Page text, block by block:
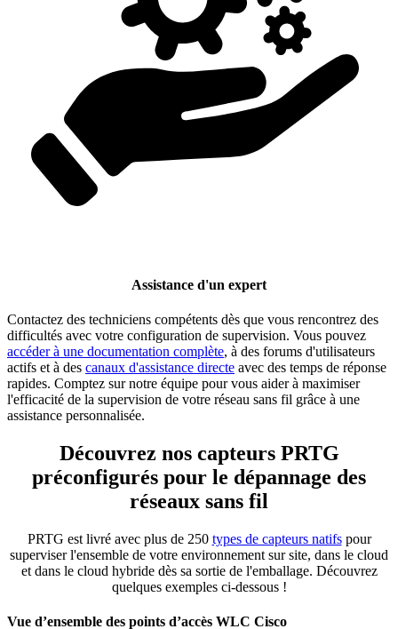
Assistance d'un expert
Contactez des techniciens compétents dès que vous rencontrez des
difficultés avec votre configuration de supervision. Vous pouvez
accéder à une documentation complète, à des forums d'utilisateurs
actifs et à des canaux d'assistance directe avec des temps de réponse
rapides. Comptez sur notre équipe pour vous aider à maximiser
l'efficacité de la supervision de votre réseau sans fil grâce à une
assistance personnalisée.
Découvrez nos capteurs PRTG
préconfigurés pour le dépannage des
réseaux sans fil
PRTG est livré avec plus de 250 types de capteurs natifspour
superviser l'ensemble de votre environnement sur site, dans le cloud
et dans le cloud hybride dès sa sortie de l'emballage. Découvrez
quelques exemples ci-dessous !
Vue d’ensemble des points d’accès WLC Cisco